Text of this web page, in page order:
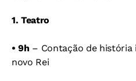
1. Teatro
• 9h – Contação de
novo Rei